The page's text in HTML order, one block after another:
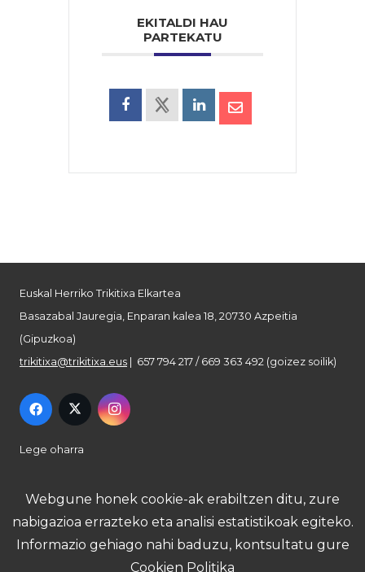
EKITALDI HAU
PARTEKATU
Euskal Herriko Trikitixa Elkartea
Basazabal Jauregia, Enparan kalea 18, 20730 Azpeitia
(Gipuzkoa)
trikitixa@trikitixa.eus | 657 794 217 / 669 363 492 (goizez soilik)
Lege oharra
Pribatutasun politika
Webgune honek cookie-ak erabiltzen ditu, zure
nabigazioa errazteko eta analisi estatistikoak egiteko.
Informazio gehiago nahi baduzu, kontsultatu gure
Cookien Politika